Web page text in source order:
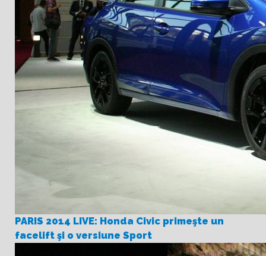
PARIS 2014 LIVE: Honda Civic primeşte un
facelift şi o versiune Sport